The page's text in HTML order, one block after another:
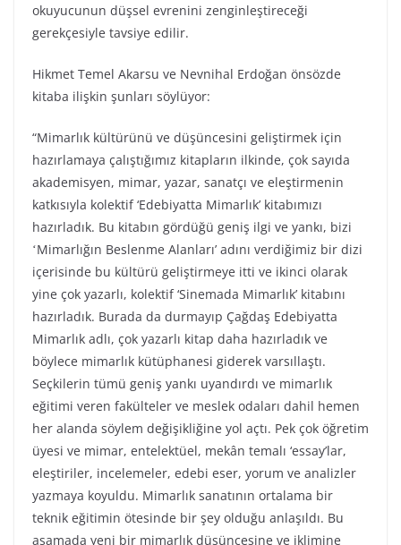
okuyucunun düşsel evrenini zenginleştireceği
gerekçesiyle tavsiye edilir.
Hikmet Temel Akarsu ve Nevnihal Erdoğan önsözde
kitaba ilişkin şunları söylüyor:
“Mimarlık kültürünü ve düşüncesini geliştirmek için
hazırlamaya çalıştığımız kitapların ilkinde, çok sayıda
akademisyen, mimar, yazar, sanatçı ve eleştirmenin
katkısıyla kolektif ‘Edebiyatta Mimarlık’ kitabımızı
hazırladık. Bu kitabın gördüğü geniş ilgi ve yankı, bizi
ʻMimarlığın Beslenme Alanları’ adını verdiğimiz bir dizi
içerisinde bu kültürü geliştirmeye itti ve ikinci olarak
yine çok yazarlı, kolektif ‘Sinemada Mimarlık’ kitabını
hazırladık. Burada da durmayıp Çağdaş Edebiyatta
Mimarlık adlı, çok yazarlı kitap daha hazırladık ve
böylece mimarlık kütüphanesi giderek varsıllaştı.
Seçkilerin tümü geniş yankı uyandırdı ve mimarlık
eğitimi veren fakülteler ve meslek odaları dahil hemen
her alanda söylem değişikliğine yol açtı. Pek çok öğretim
üyesi ve mimar, entelektüel, mekân temalı ‘essay’lar,
eleştiriler, incelemeler, edebi eser, yorum ve analizler
yazmaya koyuldu. Mimarlık sanatının ortalama bir
teknik eğitimin ötesinde bir şey olduğu anlaşıldı. Bu
aşamada yeni bir mimarlık düşüncesine ve iklimine